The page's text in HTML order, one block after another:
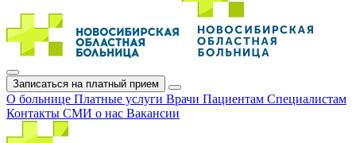
Записаться на платный прием
О больнице Платные услуги Врачи Пациентам Специалистам
Контакты СМИ о нас Вакансии